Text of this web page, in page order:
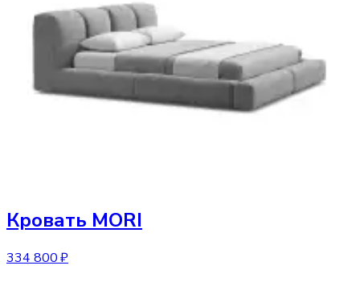
Кровать MORI
334 800 ₽